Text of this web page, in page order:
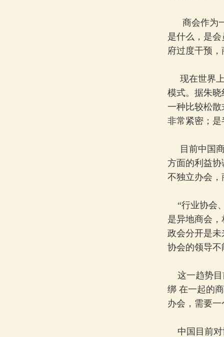
商会作为一
是什么，是
府过度干预
现在世界上
模式。据朱
一种比较松
非常紧密；
目前中国商
方面的利益
不独立办会
“行业协会
是异地商会
政会分开是
协会的领导
这一趋势目
绑 在一起的
办会，需要
中国目前对